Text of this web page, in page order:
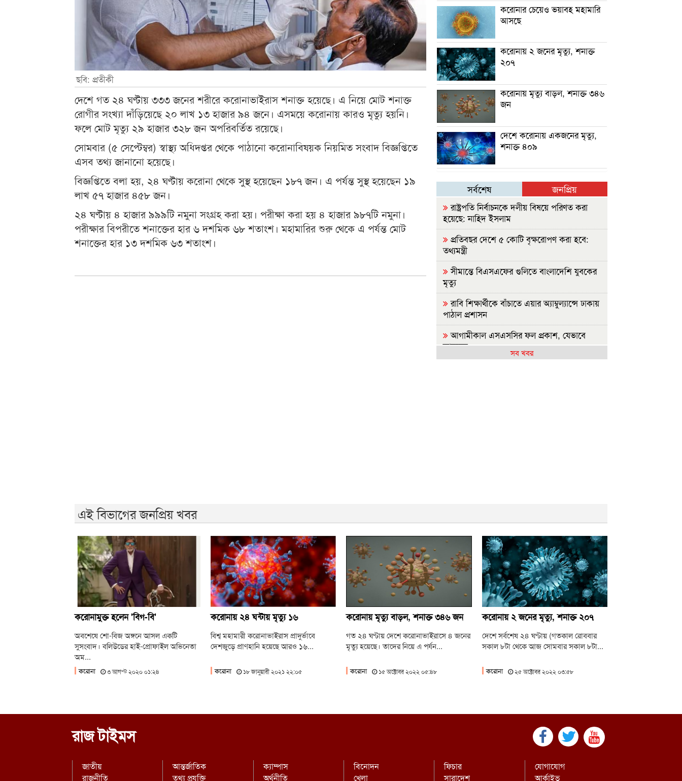
ছবি: প্রতীকী
দেশে গত ২৪ ঘণ্টায় ৩৩৩ জনের শরীরে করোনাভাইরাস শনাক্ত হয়েছে। এ নিয়ে মোট শনাক্ত
রোগীর সংখ্যা দাঁড়িয়েছে ২০ লাখ ১৩ হাজার ৯৪ জনে। এসময়ে করোনায় কারও মৃত্যু হয়নি।
ফলে মোট মৃত্যু ২৯ হাজার ৩২৮ জন অপরিবর্তিত রয়েছে।
সোমবার (৫ সেপ্টেম্বর) স্বাস্থ্য অধিদপ্তর থেকে পাঠানো করোনাবিষয়ক নিয়মিত সংবাদ বিজ্ঞপ্তিতে
এসব তথ্য জানানো হয়েছে।
বিজ্ঞপ্তিতে বলা হয়, ২৪ ঘণ্টায় করোনা থেকে সুস্থ হয়েছেন ১৮৭ জন। এ পর্যন্ত সুস্থ হয়েছেন ১৯
লাখ ৫৭ হাজার ৪৫৮ জন।
২৪ ঘণ্টায় ৪ হাজার ৯৯৯টি নমুনা সংগ্রহ করা হয়। পরীক্ষা করা হয় ৪ হাজার ৯৮৭টি নমুনা।
পরীক্ষার বিপরীতে শনাক্তের হার ৬ দশমিক ৬৮ শতাংশ। মহামারির শুরু থেকে এ পর্যন্ত মোট
শনাক্তের হার ১৩ দশমিক ৬৩ শতাংশ।
করোনার চেয়েও ভয়াবহ মহামারি
আসছে
করোনায় ২ জনের মৃত্যু, শনাক্ত
২০৭
করোনায় মৃত্যু বাড়ল, শনাক্ত ৩৪৬
জন
দেশে করোনায় একজনের মৃত্যু,
শনাক্ত ৪০৯
সর্বশেষ জনপ্রিয়
রাষ্ট্রপতি নির্বাচনকে দলীয় বিষয়ে পরিণত করা
হয়েছে: নাহিদ ইসলাম
প্রতিবছর দেশে ৫ কোটি বৃক্ষরোপণ করা হবে:
তথ্যমন্ত্রী
সীমান্তে বিএসএফের গুলিতে বাংলাদেশি যুবকের
মৃত্যু
রাবি শিক্ষার্থীকে বাঁচাতে এয়ার অ্যাম্বুল্যান্সে ঢাকায়
পাঠাল প্রশাসন
আগামীকাল এসএসসির ফল প্রকাশ, যেভাবে
জানবেন
জনগণের অধিকার নিশ্চিত না হওয়া পর্যন্ত জুলাই
শেষ হবে না: জামায়াত আমির
বিএনপি ভারতকে ভয় পাচ্ছে: নাহিদ ইসলাম
নাটোরে বাস-ভুটভুটির মুখোমুখি সংঘর্ষে নিহত ৩
গাইবান্ধায় যুবদলের ছুরিকাঘাতে আহত শিবির
নেতার মৃত্যু
সব খবর
এই বিভাগের জনপ্রিয় খবর
করোনামুক্ত হলেন 'বিগ-বি'
অবশেষে শো-বিজ অঙ্গনে আসল একটি
সুসংবাদ। বলিউডের হাই-প্রোফাইল অভিনেতা
অম...
করোনা ৩ আগস্ট ২০২০ ০১:২৪
করোনায় ২৪ ঘন্টায় মৃত্যু ১৬
বিশ্ব মহামারী করোনাভাইরাস প্রাদুর্ভাবে
দেশজুড়ে প্রাণহানি হয়েছে আরও ১৬...
করোনা ১৮ জানুয়ারী ২০২১ ২২:০৫
করোনায় মৃত্যু বাড়ল, শনাক্ত ৩৪৬ জন
গত ২৪ ঘণ্টায় দেশে করোনাভাইরাসে ৪ জনের
মৃত্যু হয়েছে। তাদের নিয়ে এ পর্যন...
করোনা ১৫ অক্টোবর ২০২২ ০৫:৪৮
করোনায় ২ জনের মৃত্যু, শনাক্ত ২০৭
দেশে সর্বশেষ ২৪ ঘণ্টায় (গতকাল রোববার
সকাল ৮টা থেকে আজ সোমবার সকাল ৮টা...
করোনা ২৫ অক্টোবর ২০২২ ০৩:৫৮
রাজ টাইমস
জাতীয়
রাজনীতি
আন্তর্জাতিক
তথ্য প্রযুক্তি
ক্যাম্পাস
অর্থনীতি
বিনোদন
খেলা
ফিচার
সারাদেশ
যোগাযোগ
আর্কাইভ